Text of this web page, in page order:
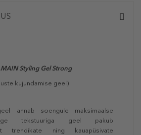
Styling Gel Strong
kujundamise geel)
annab soengule maksimaalse
tekstuuriga geel pakub
trendikate ning kauapüsivate